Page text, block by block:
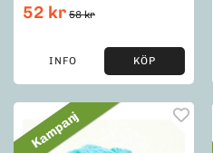
52 kr 58 kr
INFO KÖP
Kampanj